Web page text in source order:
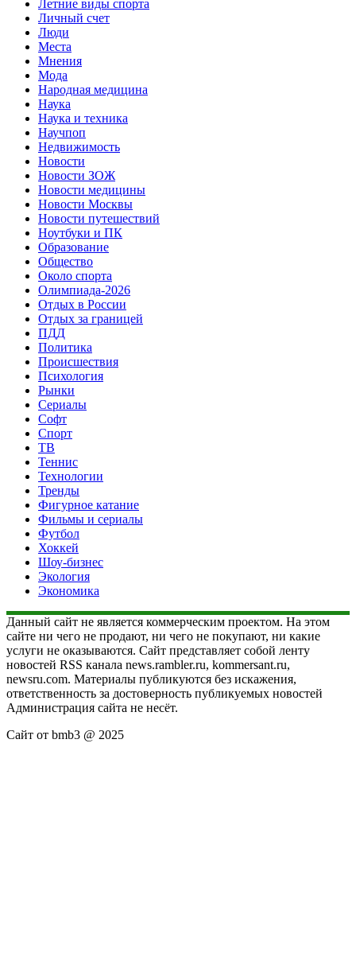
Летние виды спорта
Личный счет
Люди
Места
Мнения
Мода
Народная медицина
Наука
Наука и техника
Научпоп
Недвижимость
Новости
Новости ЗОЖ
Новости медицины
Новости Москвы
Новости путешествий
Ноутбуки и ПК
Образование
Общество
Около спорта
Олимпиада-2026
Отдых в России
Отдых за границей
ПДД
Политика
Происшествия
Психология
Рынки
Сериалы
Софт
Спорт
ТВ
Теннис
Технологии
Тренды
Фигурное катание
Фильмы и сериалы
Футбол
Хоккей
Шоу-бизнес
Экология
Экономика
Данный сайт не является коммерческим проектом. На этом
сайте ни чего не продают, ни чего не покупают, ни какие
услуги не оказываются. Сайт представляет собой ленту
новостей RSS канала news.rambler.ru, kommersant.ru,
newsru.com. Материалы публикуются без искажения,
ответственность за достоверность публикуемых новостей
Администрация сайта не несёт.
Сайт от bmb3 @ 2025